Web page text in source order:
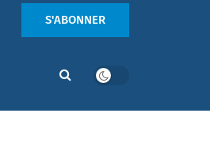
S'ABONNER